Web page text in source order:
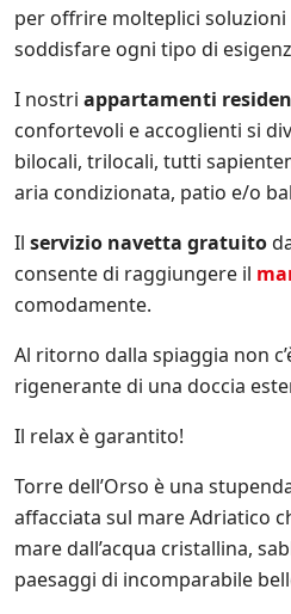
.
*
l
l
i
n
i
z
i
a
t
i
v
e
d
i
S
a
e
t
o
.
i
t
e
per offrire molteplici
soddisfare ogni tipo di
I nostri appartamenti
confortevoli e accoglienti si
bilocali, trilocali, tutti
aria condizionata, patio e/o
Il servizio navetta gratuito
consente di raggiungere il
comodamente.
Al ritorno dalla spiaggia non
rigenerante di una doccia
Il relax è garantito!
Torre dell’Orso è una
affacciata sul mare Adriatico
mare dall’acqua cristallina,
paesaggi di incomparabile